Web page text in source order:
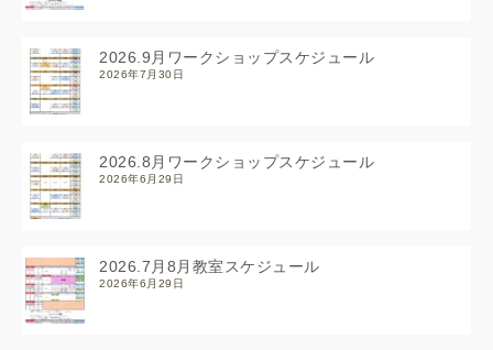
2026.9月ワークショップスケジュール
2026年7月30日
2026.8月ワークショップスケジュール
2026年6月29日
2026.7月8月教室スケジュール
2026年6月29日